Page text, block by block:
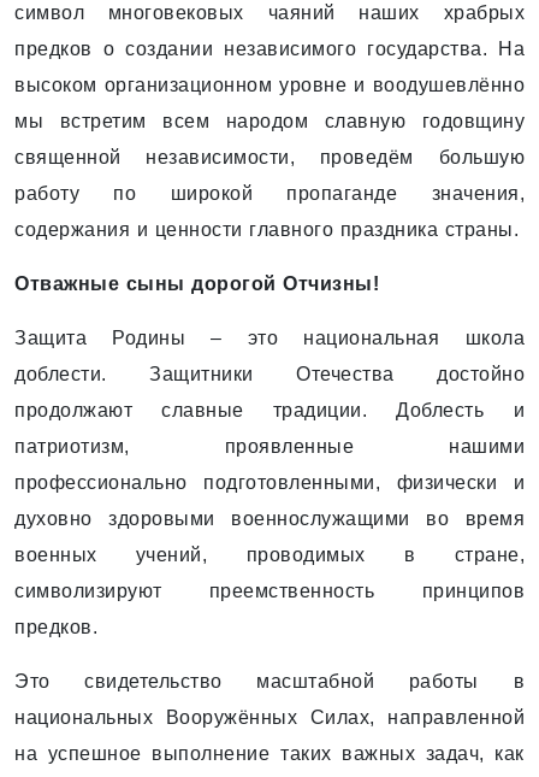
символ многовековых чаяний наших храбрых
предков о создании независимого государства. На
высоком организационном уровне и воодушевлённо
мы встретим всем народом славную годовщину
священной независимости, проведём большую
работу по широкой пропаганде значения,
содержания и ценности главного праздника страны.
Отважные сыны дорогой Отчизны!
Защита Родины – это национальная школа
доблести. Защитники Отечества достойно
продолжают славные традиции. Доблесть и
патриотизм, проявленные нашими
профессионально подготовленными, физически и
духовно здоровыми военнослужащими во время
военных учений, проводимых в стране,
символизируют преемственность принципов
предков.
Это свидетельство масштабной работы в
национальных Вооружённых Силах, направленной
на успешное выполнение таких важных задач, как